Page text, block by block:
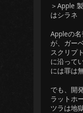
＞Apple
はシラネ
Appleの
が、ガー
スクリプ
に沿って
には罪は
でも、開
ラットホ
ツラは地